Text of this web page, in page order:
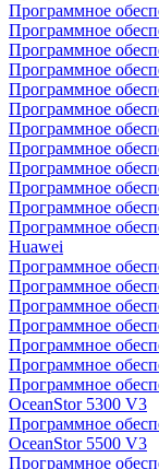
Программное
Программное
Программное
Программное
Программное
Программное
Программное
Программное
Программное
Программное
Программное
Программное
Huawei
Программное
Программное
Программное
Программное
Программное
Программное
Программное
OceanStor 5300 V3
Программное
OceanStor 5500 V3
Программное